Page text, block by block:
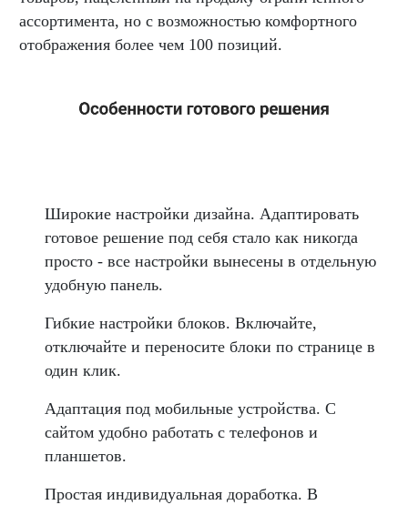
ассортимента, но с возможностью комфортного
отображения более чем 100 позиций.
Широкие настройки дизайна. Адаптировать
готовое решение под себя стало как никогда
просто - все настройки вынесены в отдельную
удобную панель.
Гибкие настройки блоков. Включайте,
отключайте и переносите блоки по странице в
один клик.
Адаптация под мобильные устройства. С
сайтом удобно работать с телефонов и
планшетов.
Простая индивидуальная доработка. В